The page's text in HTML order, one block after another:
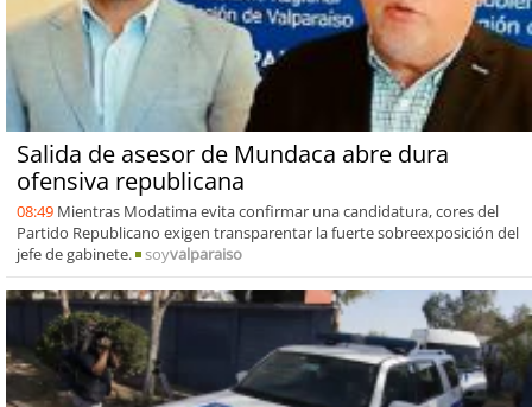
Salida de asesor de Mundaca abre dura
ofensiva republicana
08:49 Mientras Modatima evita confirmar una candidatura, cores del
Partido Republicano exigen transparentar la fuerte sobreexposición del
jefe de gabinete.
soyvalparaiso